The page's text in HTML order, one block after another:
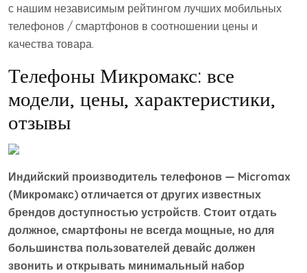
с нашим независимым рейтингом лучших мобильных
телефонов / смартфонов в соотношении цены и
качества товара.
Телефоны Микромакс: все
модели, цены, характеристики,
отзывы
Индийский производитель телефонов — Micromax
(Микромакс) отличается от других известных
брендов доступностью устройств. Стоит отдать
должное, смартфоны не всегда мощные, но для
большинства пользователей девайс должен
звонить и открывать минимальный набор